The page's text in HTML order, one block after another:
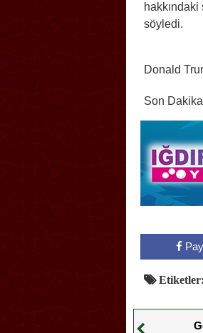
hakkındaki
söyledi.
Donald
Son
Etiketler: